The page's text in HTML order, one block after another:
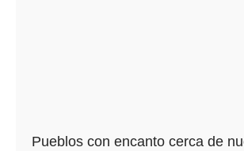
Pueblos con encanto cerca de